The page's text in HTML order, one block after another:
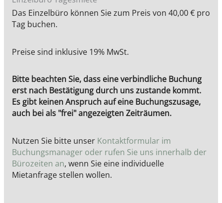
Das Einzelbüro können Sie zum Preis von 40,00 € pro
Tag buchen.
Preise sind inklusive 19% MwSt.
Bitte beachten Sie, dass eine verbindliche Buchung
erst nach Bestätigung durch uns zustande kommt.
Es gibt keinen Anspruch auf eine Buchungszusage,
auch bei als "frei" angezeigten Zeiträumen.
Nutzen Sie bitte unser Kontaktformular im
Buchungsmanager oder rufen Sie uns innerhalb der
Bürozeiten an, wenn Sie eine individuelle
Mietanfrage stellen wollen.